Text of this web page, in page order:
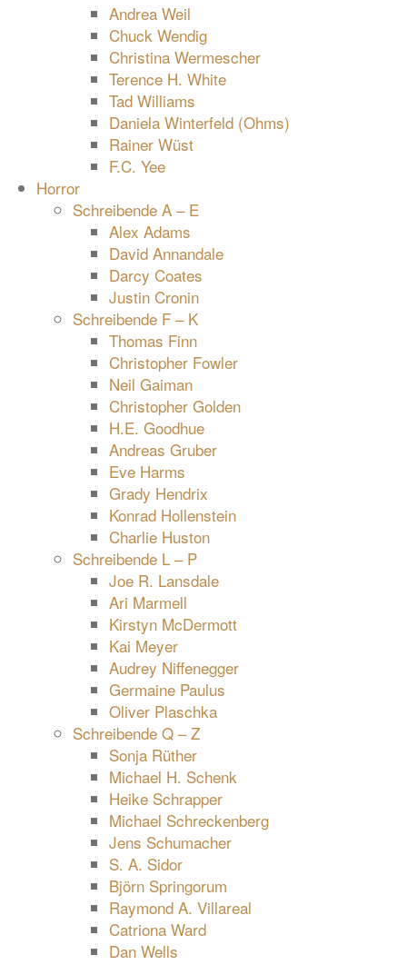
Andrea Weil
Chuck Wendig
Christina Wermescher
Terence H. White
Tad Williams
Daniela Winterfeld (Ohms)
Rainer Wüst
F.C. Yee
Horror
Schreibende A – E
Alex Adams
David Annandale
Darcy Coates
Justin Cronin
Schreibende F – K
Thomas Finn
Christopher Fowler
Neil Gaiman
Christopher Golden
H.E. Goodhue
Andreas Gruber
Eve Harms
Grady Hendrix
Konrad Hollenstein
Charlie Huston
Schreibende L – P
Joe R. Lansdale
Ari Marmell
Kirstyn McDermott
Kai Meyer
Audrey Niffenegger
Germaine Paulus
Oliver Plaschka
Schreibende Q – Z
Sonja Rüther
Michael H. Schenk
Heike Schrapper
Michael Schreckenberg
Jens Schumacher
S. A. Sidor
Björn Springorum
Raymond A. Villareal
Catriona Ward
Dan Wells